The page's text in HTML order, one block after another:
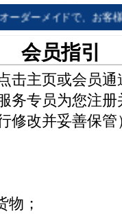
会员指引
击主页或会员通
务专员为您注
修改并妥善保管
物；